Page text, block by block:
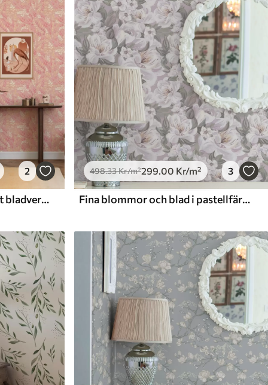
2
Delikat rosa-persikofärgat bladverk med en mjuk färgskimmer
498.33Kr/m²299.00 Kr/m² 3
Fina blommor och blad i pastellfärger